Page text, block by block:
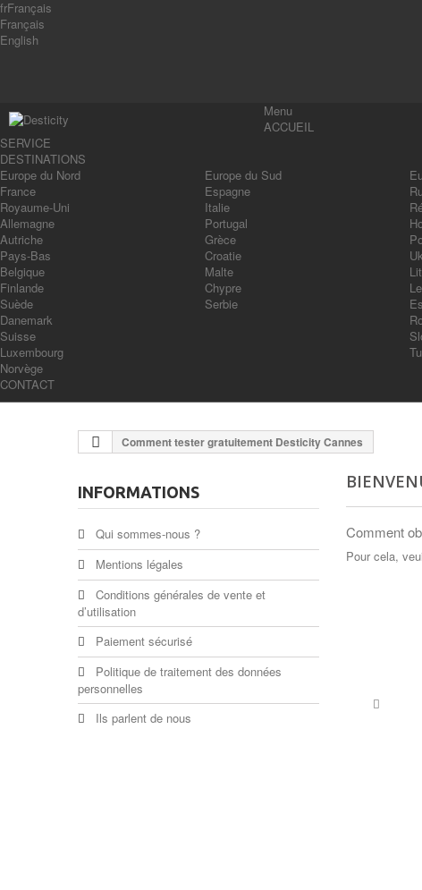
frFrançais
Français
English
Menu
ACCUEIL
SERVICE
DESTINATIONS
Europe du Nord
France
Royaume-Uni
Allemagne
Autriche
Pays-Bas
Belgique
Finlande
Suède
Danemark
Suisse
Luxembourg
Norvège
Europe du Sud
Espagne
Italie
Portugal
Grèce
Croatie
Malte
Chypre
Serbie
CONTACT
Comment tester gratuitement Desticity Cannes
Comment
Pour cela,
INFORMATIONS
Qui sommes-nous ?
Mentions légales
Conditions générales de vente et
d’utilisation
Paiement sécurisé
Politique de traitement des données
personnelles
Ils parlent de nous